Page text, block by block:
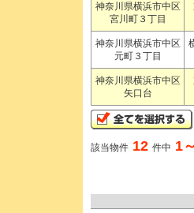
神奈川県横浜市中区
宮川町３丁目
神奈川県横浜市中区
元町３丁目
神奈川県横浜市中区
矢口台
該当物件 12 件中 1